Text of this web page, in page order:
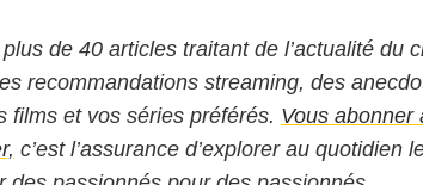
de 40 articles traitant de l’actualité du
recommandations streaming, des
films et vos séries préférés. Vous abonner
c’est l’assurance d’explorer au quotidien